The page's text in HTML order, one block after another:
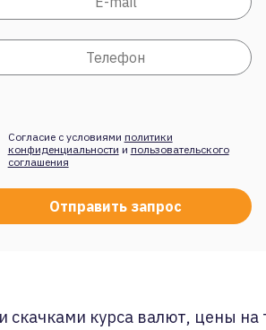
Согласие с условиями политики
конфиденциальности и пользовательского
соглашения
скачками курса валют, цены на